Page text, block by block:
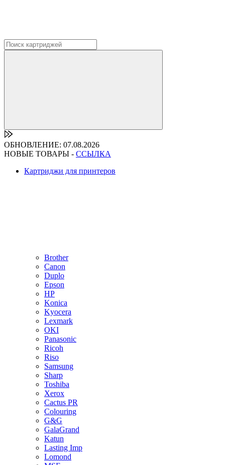
ОБНОВЛЕНИЕ: 07.08.2026
НОВЫЕ ТОВАРЫ - ССЫЛКА
Картриджи для принтеров
Brother
Canon
Duplo
Epson
HP
Konica
Kyocera
Lexmark
OKI
Panasonic
Ricoh
Riso
Samsung
Sharp
Toshiba
Xerox
Cactus PR
Colouring
G&G
GalaGrand
Katun
Lasting Imp
Lomond